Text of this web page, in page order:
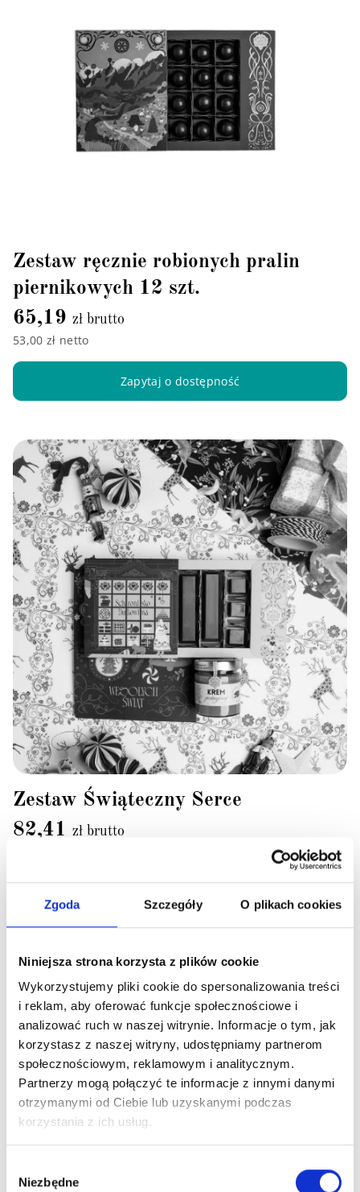
Zgoda Szczegóły O plikach cookies
Niniejsza strona korzysta z plików cookie
Wykorzystujemy pliki cookie do spersonalizowania treści
i reklam, aby oferować funkcje społecznościowe i
analizować ruch w naszej witrynie. Informacje o tym, jak
korzystasz z naszej witryny, udostępniamy partnerom
społecznościowym, reklamowym i analitycznym.
Partnerzy mogą połączyć te informacje z innymi danymi
otrzymanymi od Ciebie lub uzyskanymi podczas
korzystania z ich usług.
zgody
Niezbędne
Zestaw ręcznie robionych pralin
piernikowych 12 szt.
65,19 zł brutto
53,00 zł netto
Zapytaj o dostępność
Zestaw Świąteczny Serce
82,41 zł brutto